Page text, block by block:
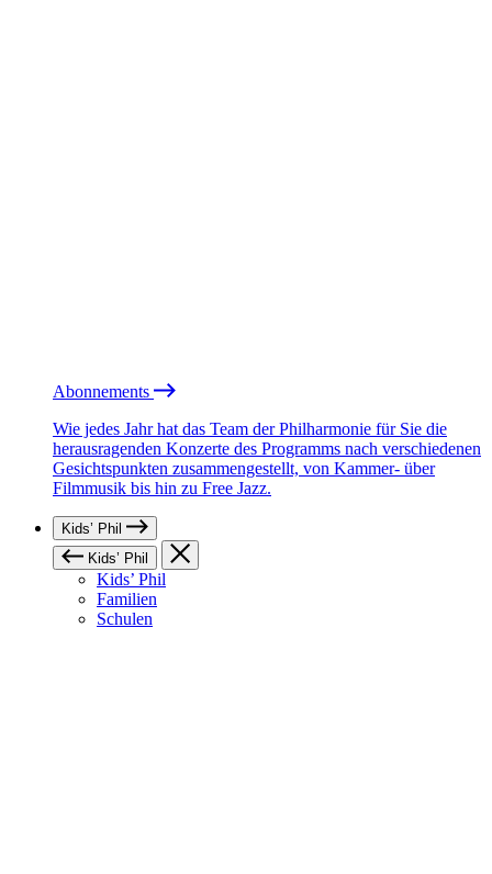
Abonnements
Wie jedes Jahr hat das Team der Philharmonie für Sie die
herausragenden Konzerte des Programms nach verschiedenen
Gesichtspunkten zusammengestellt, von Kammer- über
Filmmusik bis hin zu Free Jazz.
Kids’ Phil
Kids’ Phil
Kids’ Phil
Familien
Schulen